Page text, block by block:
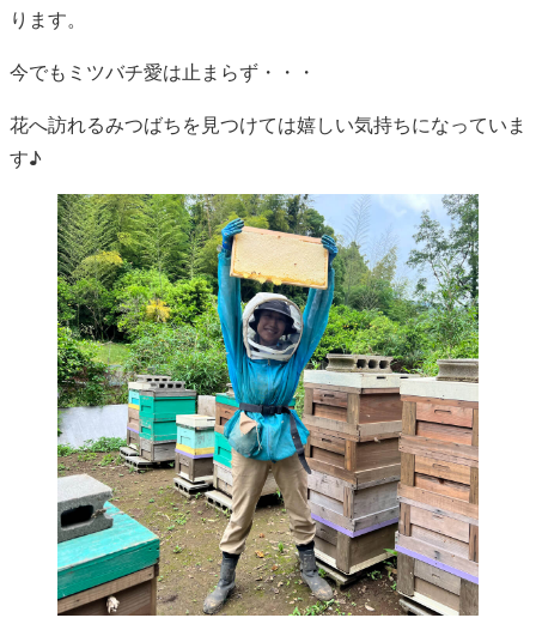
ります。
今でもミツバチ愛は止まらず・・・
花へ訪れるみつばちを見つけては嬉しい気持ちになっていま
す♪